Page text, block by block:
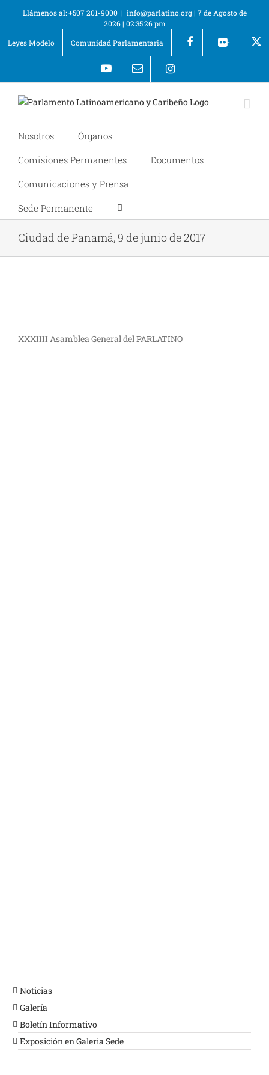
Llámenos al: +507 201-9000 | info@parlatino.org| 7 de Agosto de
2026 | 02:35:26 pm
Leyes Modelo
Comunidad Parlamentaria +
Nosotros
Órganos
Comisiones Permanentes
Documentos
Comunicaciones y Prensa
Sede Permanente
Ciudad de Panamá, 9 de junio de 2017
XXXIIII Asamblea General del PARLATINO
Noticias
Galería
Boletín Informativo
Exposición en Galeria Sede